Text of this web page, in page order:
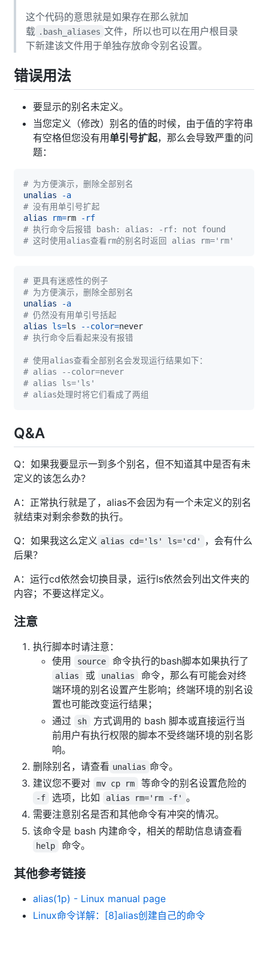
这个代码的意思就是如果存在那么就加
载 .bash_aliases 文件，所以也可以在用户根目录
下新建该文件用于单独存放命令别名设置。
错误用法
要显示的别名未定义。
当您定义（修改）别名的值的时候，由于值的字符串
有空格但您没有用单引号扩起，那么会导致严重的问
题：
# 为方便演示，删除全部别名
unalias
-a
# 没有用单引号扩起
alias
rm=rm
-rf
# 执行命令后报错 bash: alias: -rf: not found
# 这时使用alias查看rm的别名时返回 alias rm='rm'
# 更具有迷惑性的例子
# 为方便演示，删除全部别名
unalias
-a
# 仍然没有用单引号括起
alias
ls=ls --color=
# 执行命令后看起来没有报错
# 使用alias查看全部别名会发现运行结果如下：
# alias --color=never
# alias ls='ls'
# alias处理时将它们看成了两组
Q&A
Q：如果我要显示一到多个别名，但不知道其中是否有未
定义的该怎么办？
A：正常执行就是了，alias不会因为有一个未定义的别名
就结束对剩余参数的执行。
Q：如果我这么定义 alias cd='ls' ls='cd'
，会有什么
后果？
A：运行cd依然会切换目录，运行ls依然会列出文件夹的
内容；不要这样定义。
注意
执行脚本时请注意：
使用
source 命令执行的bash脚本如果执行了
alias 或 unalias
命令，那么有可能会对终
端环境的别名设置产生影响；终端环境的别名设
置也可能改变运行结果；
通过
sh
方式调用的 bash 脚本或直接运行当
前用户有执行权限的脚本不受终端环境的别名影
响。
删除别名，请查看 unalias 命令。
建议您不要对
mv cp rm 等命令的别名设置危险的
-f 选项，比如 alias rm='rm -f' 。
需要注意别名是否和其他命令有冲突的情况。
该命令是 bash 内建命令，相关的帮助信息请查看
help 命令。
其他参考链接
alias(1p) - Linux manual page
Linux命令详解：[8]alias创建自己的命令